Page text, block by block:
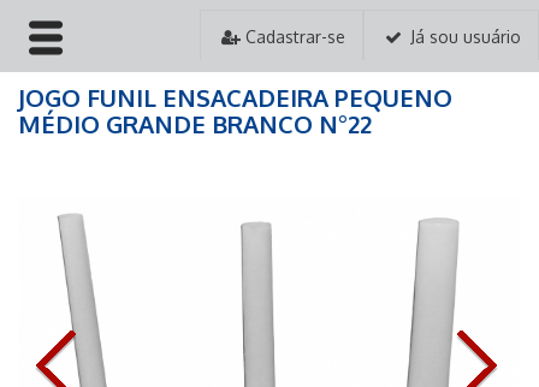
Cadastrar-se Já sou usuário
HOME
PRODUTOS
PEDIDOS
ASSISTÊNCIA TÉCNICA
JOGO FUNIL ENSACADEIRA PEQUENO
MÉDIO GRANDE BRANCO N°22